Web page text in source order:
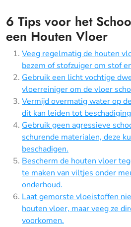
6 Tips voor het
een Houten Vloer
Veeg regelmatig de houten
bezem of stofzuiger om stof
Gebruik een licht vochtige
vloerreiniger om de vloer
Vermijd overmatig water op
dit kan leiden tot
Gebruik geen agressieve
schurende materialen, deze
beschadigen.
Bescherm de houten vloer
te maken van viltjes onder
onderhoud.
Laat gemorste vloeistoffen
houten vloer, maar veeg ze
voorkomen.